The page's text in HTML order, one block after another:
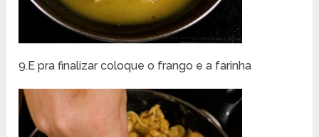
9.E pra finalizar coloque o frango e a farinha